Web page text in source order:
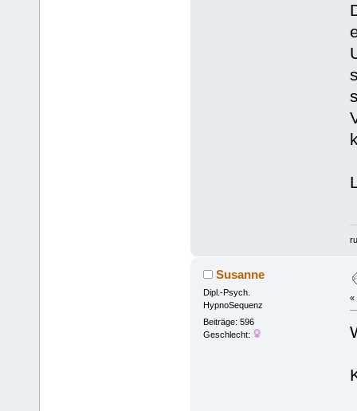
Susanne
Dipl.-Psych.
HypnoSequenz
Beiträge: 596
Geschlecht:
«